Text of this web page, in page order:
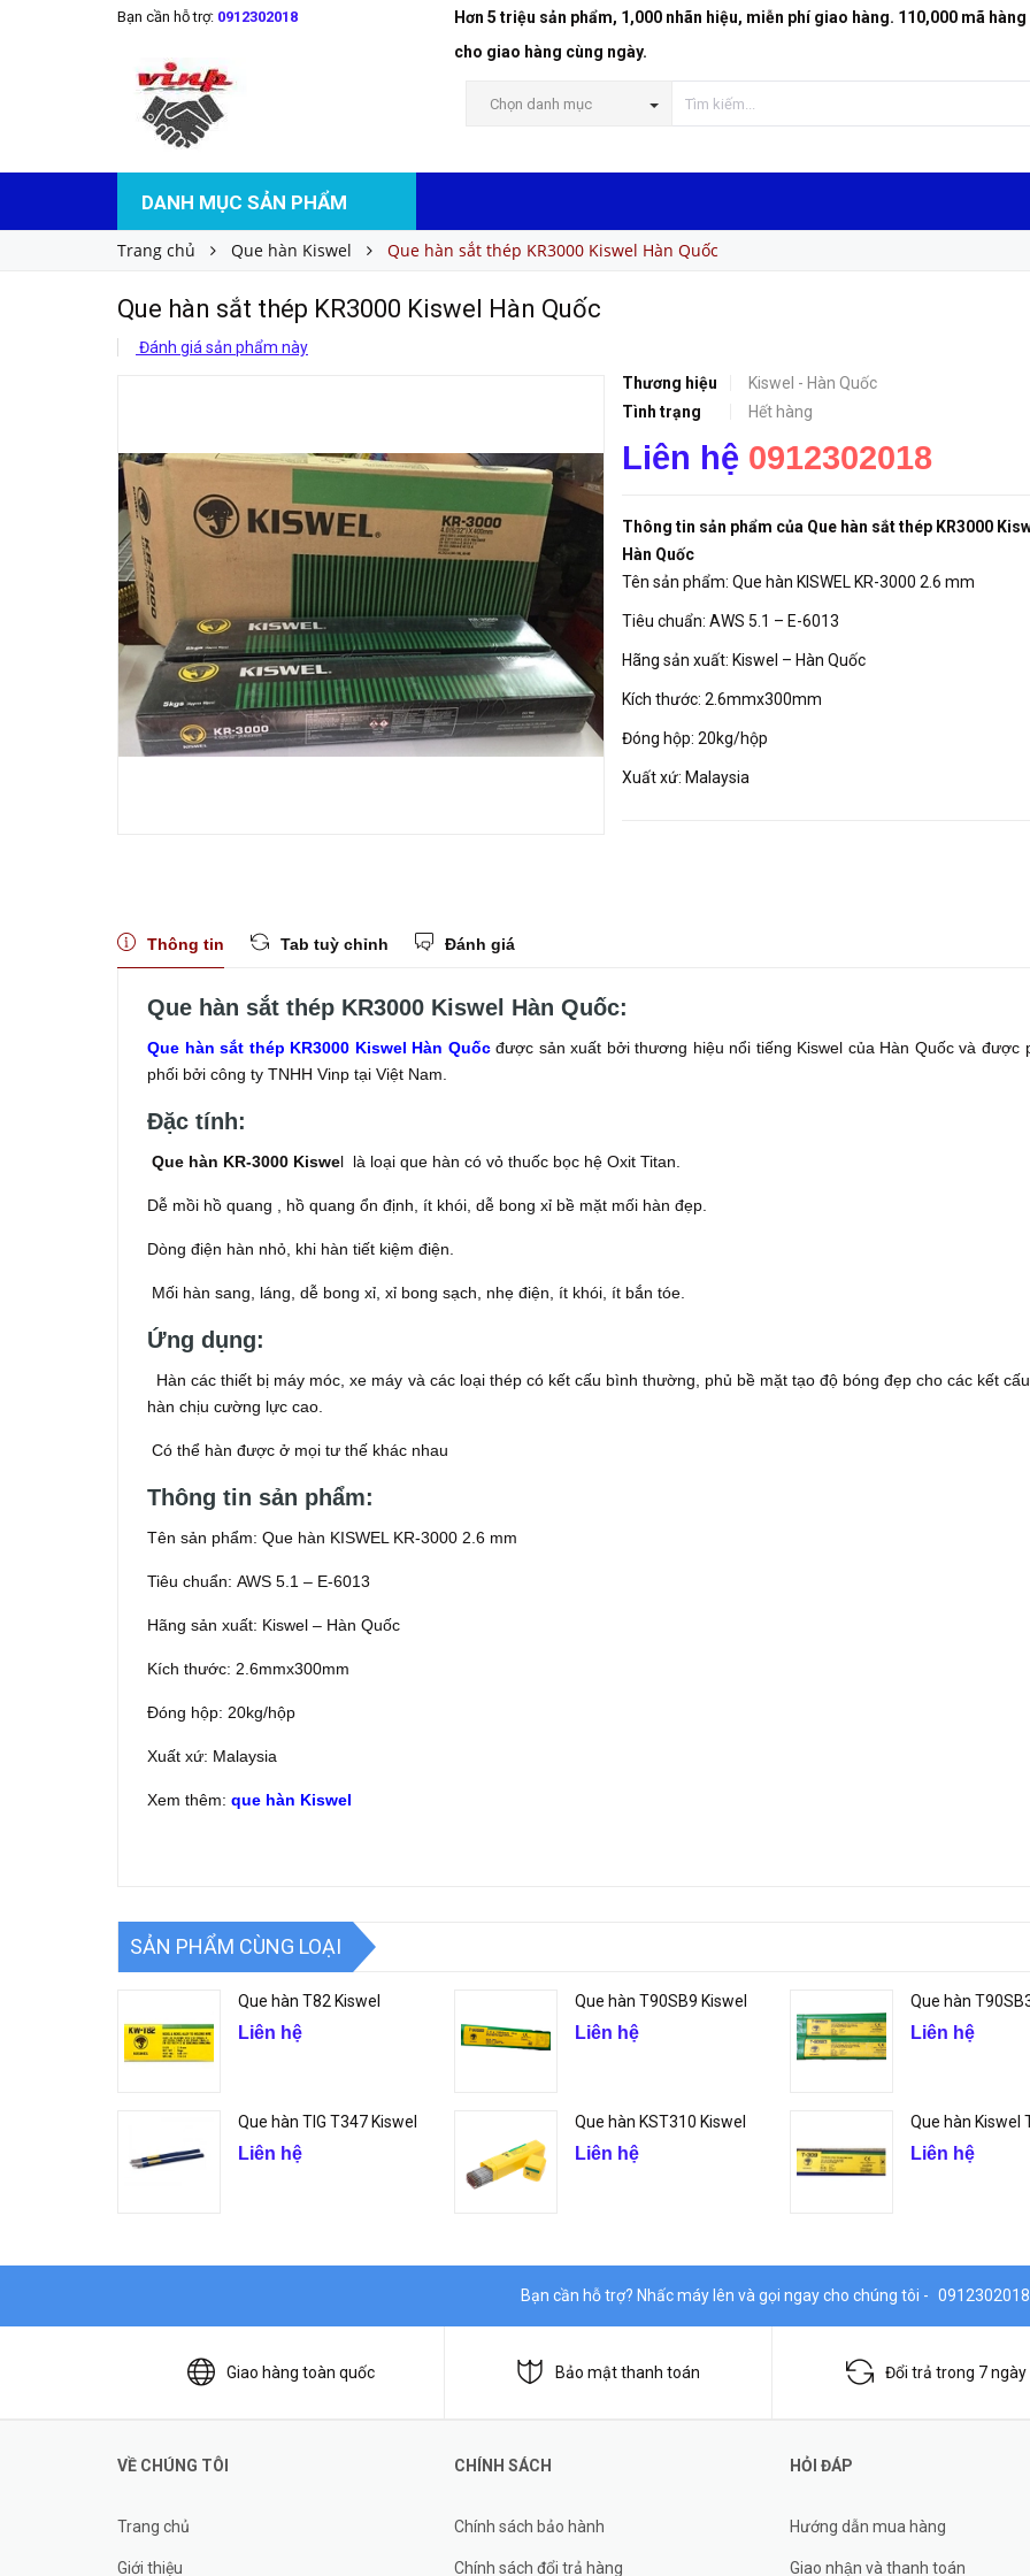
Bạn cần hỗ trợ: 0912302018
Hơn 5 triệu sản phẩm, 1,000 nhãn hiệu, miễn phí giao hàng. 110,000 mã
cho giao hàng cùng ngày.
Chọn danh mục
DANH MỤC SẢN PHẨM
Trang chủ Que hàn Kiswel Que hàn sắt thép KR3000 Kiswel Hàn Quốc
Que hàn sắt thép KR3000 Kiswel Hàn Quốc
Đánh giá sản phẩm này
Thương hiệu
Kiswel - Hàn Quốc
Tình trạng
Hết hàng
Liên hệ 0912302018
Thông tin sản phẩm của Que hàn sắt thép KR3000
Hàn Quốc
Tên sản phẩm: Que hàn KISWEL KR-3000 2.6 mm
Tiêu chuẩn: AWS 5.1 – E-6013
Hãng sản xuất: Kiswel – Hàn Quốc
Kích thước: 2.6mmx300mm
Đóng hộp: 20kg/hộp
Xuất xứ: Malaysia
Que hàn sắt thép KR3000 Kiswel Hàn Quốc
Thông tin Tab tuỳ chỉnh Đánh giá
Que hàn sắt thép KR3000 Kiswel Hàn Quốc:
Que hàn sắt thép KR3000 Kiswel Hàn Quốcđược sản xuất bởi thương hiệu nổi tiếng Kiswel của Hàn Quốc và được
phối bởi công ty TNHH Vinp tại Việt Nam.
Đặc tính:
Que hàn KR-3000 Kiswel là loại que hàn có vỏ thuốc bọc hệ Oxit Titan.
Dễ mồi hồ quang , hồ quang ổn định, ít khói, dễ bong xỉ bề mặt mối hàn đẹp.
Dòng điện hàn nhỏ, khi hàn tiết kiệm điện.
Mối hàn sang, láng, dễ bong xỉ, xỉ bong sạch, nhẹ điện, ít khói, ít bắn tóe.
Ứng dụng:
Hàn các thiết bị máy móc, xe máy và các loại thép có kết cấu bình thường, phủ bề mặt tạo độ bóng đẹp cho các kết
hàn chịu cường lực cao.
Có thể hàn được ở mọi tư thế khác nhau
Thông tin sản phẩm:
Tên sản phẩm: Que hàn KISWEL KR-3000 2.6 mm
Tiêu chuẩn: AWS 5.1 – E-6013
Hãng sản xuất: Kiswel – Hàn Quốc
Kích thước: 2.6mmx300mm
Đóng hộp: 20kg/hộp
Xuất xứ: Malaysia
Xem thêm: que hàn Kiswel
SẢN PHẨM CÙNG LOẠI
Que hàn T82 Kiswel
Liên hệ
Que hàn T90SB9 Kiswel
Liên hệ
Que hàn
Liên hệ
Que hàn TIG T347 Kiswel
Liên hệ
Que hàn KST310 Kiswel
Liên hệ
Que hàn Kiswel
Liên hệ
Bạn cần hỗ trợ? Nhấc máy lên và gọi ngay cho chúng tôi - 0912302018
Giao hàng toàn quốc Bảo mật thanh toán Đổi trả trong 7 ngày
VỀ CHÚNG TÔI
Trang chủ
Giới thiệu
CHÍNH SÁCH
Chính sách bảo hành
Chính sách đổi trả hàng
HỎI ĐÁP
Hướng dẫn mua hàng
Giao nhận và thanh toán